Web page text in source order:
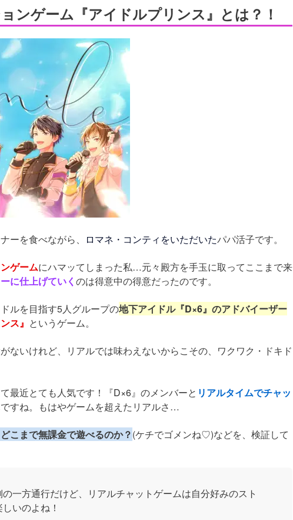
ンゲーム『アイドルプリンス』とは？！
ーを食べながら、 ロマネ・コンティをいただいたパパ活子です。
ゲームにハマッてしまった私…元々殿方を手玉に取ってここまで来
に仕上げていく のは得意中の得意だったのです。
ルを目指す5人グループの地下アイドル『D×6』のアドバイーザー
ス』 というゲーム。
ないけれど、リアルでは味わえないからこその、ワクワク・ドキド
最近とても人気です！『D×6』のメンバーと リアルタイムでチャッ
すね。もはやゲームを超えたリアルさ…
こまで無課金で遊べるのか？(ケチでゴメンね♡)などを、検証して
一方通行だけど、リアルチャットゲームは自分好みのスト
いのよね！